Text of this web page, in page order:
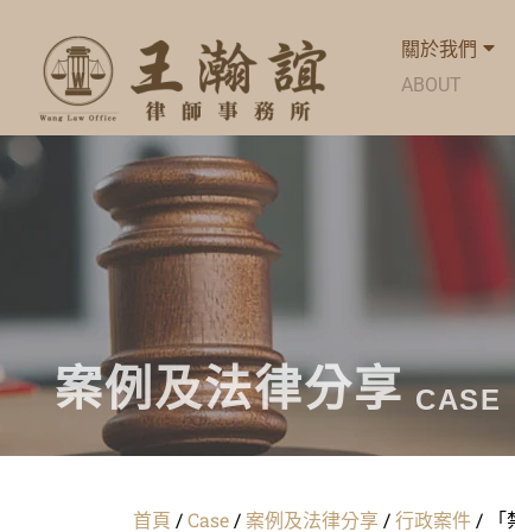
關於我們
ABOUT
案例及法律分享 CASE
首頁 /Case / 案例及法律分享 /行政案件 /